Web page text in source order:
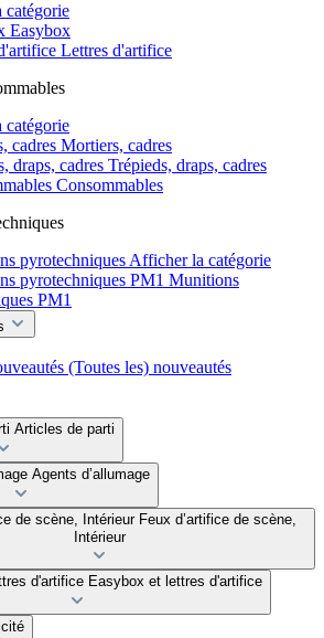
Easybox
Lettres d'artifice
Mortiers, cadres
Trépieds, draps, cadres
Consommables
Afficher la catégorie
Munitions
PM1
(Toutes les) nouveautés
Articles de parti
Agents d’allumage
Feux d’artifice de scène,
Intérieur
Easybox et lettres d'artifice